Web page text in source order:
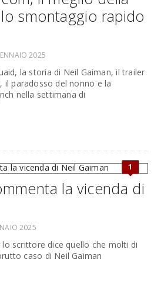
smontaggio rapido
2025
la storia di Neil Gaiman, il trailer
, il paradosso del nonno e la
nella settimana di
1
la vicenda di
2025
scrittore dice quello che molti di
caso di Neil Gaiman